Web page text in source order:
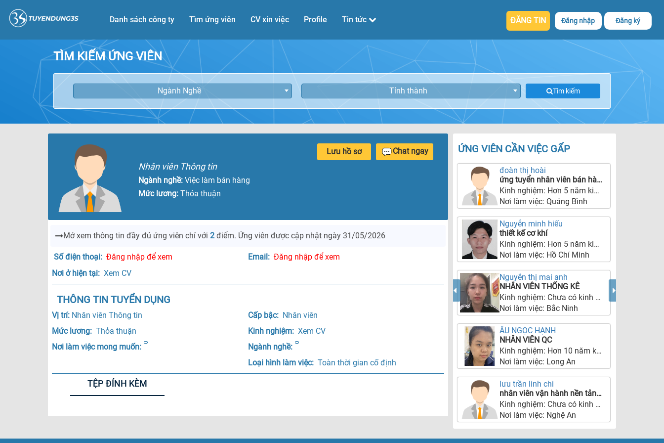
Danh sách công ty Tìm ứng viên CV xin việc Profile Tin tức ĐĂNG TIN Đăng nhập Đăng ký
TÌM KIẾM ỨNG VIÊN
Ngành Nghề Tỉnh thành Tìm kiếm
Lưu hồ sơ Chat ngay
Nhân viên Thông tin
Ngành nghề:Việc làm bán hàng
Mức lương:Thỏa thuận
Mở xem thông tin đầy đủ ứng viên chỉ với 2 điểm. Ứng viên được cập nhật ngày 31/05/2026
Số điện thoại: Đăng nhập để xem Email: Đăng nhập để xem
Nơi ở hiện tại: Xem CV
THÔNG TIN TUYỂN DỤNG
Vị trí: Nhân viên Thông tin
Mức lương: Thỏa thuận
Nơi làm việc mong muốn:
Cấp bậc: Nhân viên
Kinh nghiệm: Xem CV
Ngành nghề:
Loại hình làm việc: Toàn thời gian cố định
TỆP ĐÍNH KÈM
ỨNG VIÊN CẦN VIỆC GẤP
đoàn thị hoài
ứng tuyển nhân viên bán hàng tại tgdđ 127 trần hưng đạo
Kinh nghiệm: Hơn 5 năm kinh nghiệm
Nơi làm việc: Quảng Bình
Nguyễn minh hiếu
thiết kế cơ khí
Kinh nghiệm: Hơn 5 năm kinh nghiệm
Nơi làm việc: Hồ Chí Minh
Nguyễn thị mai anh
NHÂN VIÊN THỐNG KÊ
Kinh nghiệm: Chưa có kinh nghiệm
Nơi làm việc: Bắc Ninh
ÂU NGỌC HẠNH
NHÂN VIÊN QC
Kinh nghiệm: Hơn 10 năm kinh nghiệm
Nơi làm việc: Long An
lưu trần linh chi
nhân viên vận hành nền tảng mạng xã hội
Kinh nghiệm: Chưa có kinh nghiệm
Nơi làm việc: Nghệ An